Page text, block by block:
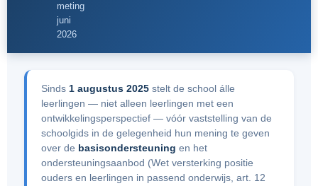
meting
juni
2026
Sinds 1 augustus 2025 stelt de school álle
leerlingen — niet alleen leerlingen met een
ontwikkelingsperspectief — vóór vaststelling van de
schoolgids in de gelegenheid hun mening te geven
over de basisondersteuning en het
ondersteuningsaanbod (Wet versterking positie
ouders en leerlingen in passend onderwijs, art. 12